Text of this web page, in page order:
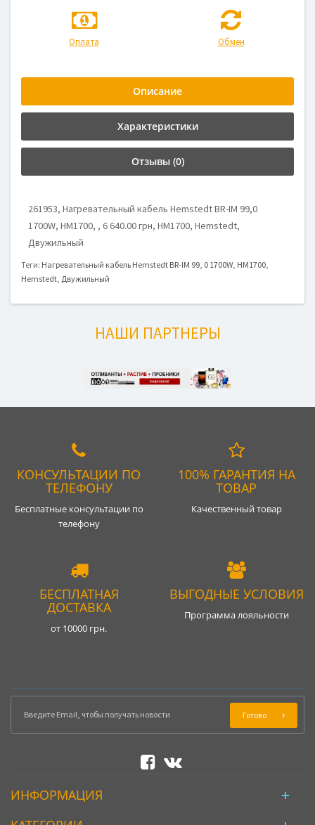
Оплата Обмен
Описание
Характеристики
Отзывы (0)
261953, Нагревательный кабель Hemstedt BR-IM 99,0
1700W, HM1700, , 6 640.00 грн, HM1700, Hemstedt,
Двужильный
Теги: Нагревательный кабель Hemstedt BR-IM 99, 0 1700W, HM1700,
Hemstedt, Двужильный
НАШИ ПАРТНЕРЫ
КОНСУЛЬТАЦИИ ПО
ТЕЛЕФОНУ
Бесплатные консультации по
телефону
100% ГАРАНТИЯ НА
ТОВАР
Качественный товар
БЕСПЛАТНАЯ
ДОСТАВКА
от 10000 грн.
ВЫГОДНЫЕ УСЛОВИЯ
Программа лояльности
Готово
ИНФОРМАЦИЯ